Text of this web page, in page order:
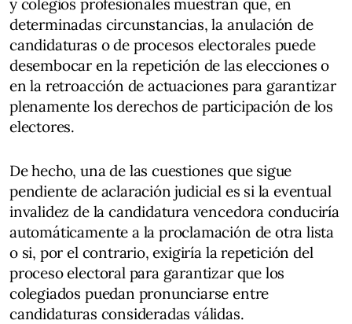
determinadas circunstancias, la anulación de
candidaturas o de procesos electorales puede
desembocar en la repetición de las elecciones o
en la retroacción de actuaciones para garantizar
plenamente los derechos de participación de los
electores.
De hecho, una de las cuestiones que sigue
pendiente de aclaración judicial es si la eventual
invalidez de la candidatura vencedora conduciría
automáticamente a la proclamación de otra lista
o si, por el contrario, exigiría la repetición del
proceso electoral para garantizar que los
colegiados puedan pronunciarse entre
candidaturas consideradas válidas.